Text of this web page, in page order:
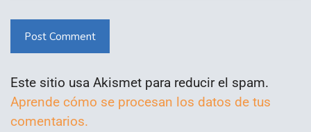
Post Comment
Este sitio usa Akismet para reducir el spam.
Aprende cómo se procesan los datos de tus
comentarios.